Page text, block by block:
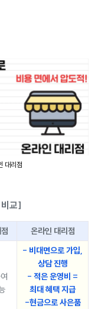
대리점
교]
온라인 대리점
- 비대면으로 가입,
상담 진행
- 적은 운영비 =
최대 혜택 지급
-현금으로 사은품